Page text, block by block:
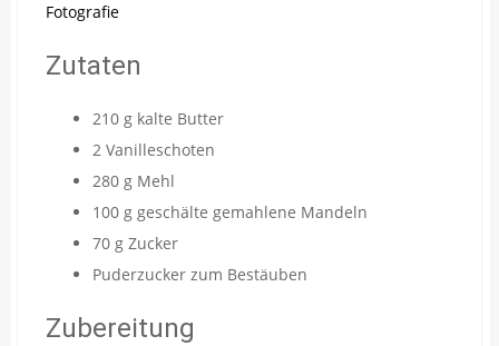
Zutaten
210 g kalte Butter
2 Vanilleschoten
280 g Mehl
100 g geschälte gemahlene Mandeln
70 g Zucker
Puderzucker zum Bestäuben
Zubereitung